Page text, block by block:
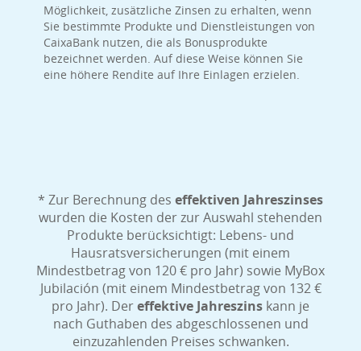
Möglichkeit, zusätzliche Zinsen zu erhalten, wenn
Sie bestimmte Produkte und Dienstleistungen von
CaixaBank nutzen, die als Bonusprodukte
bezeichnet werden. Auf diese Weise können Sie
eine höhere Rendite auf Ihre Einlagen erzielen.
* Zur Berechnung des effektiven Jahreszinses
wurden die Kosten der zur Auswahl stehenden
Produkte berücksichtigt: Lebens- und
Hausratsversicherungen (mit einem
Mindestbetrag von 120 € pro Jahr) sowie MyBox
Jubilación (mit einem Mindestbetrag von 132 €
pro Jahr). Dereffektive Jahreszins kann je
nach Guthaben des abgeschlossenen und
einzuzahlenden Preises schwanken.